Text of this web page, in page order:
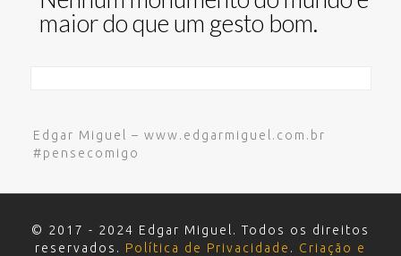
maior do que um gesto bom.
Edgar Miguel – www.edgarmiguel.com.br
#pensecomigo
© 2017 - 2024 Edgar Miguel. Todos os direitos
reservados. Política de Privacidade . Criação e